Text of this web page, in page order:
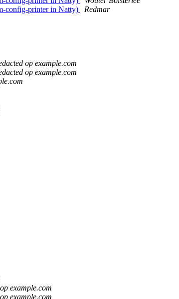
config-printer in Natty)
Redmar
op example.com
op example.com
example.com
example.com